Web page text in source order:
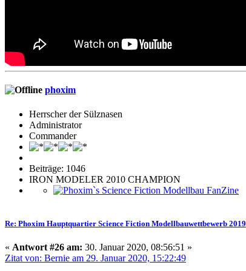
phoxim
Herrscher der Sülznasen
Administrator
Commander
Beiträge: 1046
IRON MODELER 2010 CHAMPION
Re: Phoxim Hauptquartier Science Fiction Modellbauwettbewerb 2019
« Antwort #26 am: 30. Januar 2020, 08:56:51 »
Zitat von: Bernie am 29. Januar 2020, 15:22:49